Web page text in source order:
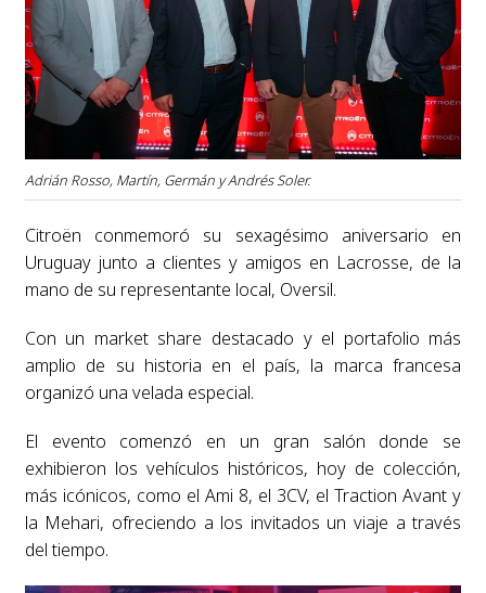
Adrián Rosso, Martín, Germán y Andrés Soler.
Citroën conmemoró su sexagésimo aniversario en
Uruguay junto a clientes y amigos en Lacrosse, de la
mano de su representante local, Oversil.
Con un market share destacado y el portafolio más
amplio de su historia en el país, la marca francesa
organizó una velada especial.
El evento comenzó en un gran salón donde se
exhibieron los vehículos históricos, hoy de colección,
más icónicos, como el Ami 8, el 3CV, el Traction Avant y
la Mehari, ofreciendo a los invitados un viaje a través
del tiempo.